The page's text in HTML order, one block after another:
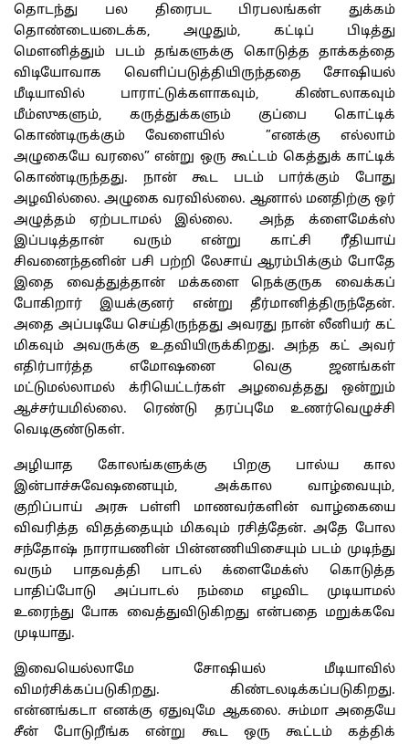
தொடந்து பல திரைபட பிரபலங்கள் துக்கம்
தொண்டையடைக்க, அழுதும், கட்டிப் பிடித்து
மெளனித்தும் படம் தங்களுக்கு கொடுத்த தாக்கத்தை
விடியோவாக வெளிப்படுத்தியிருந்ததை சோஷியல்
மீடியாவில் பாராட்டுக்களாகவும், கிண்டலாகவும்
மீம்ஸுகளும், கருத்துக்களும் குப்பை கொட்டிக்
கொண்டிருக்கும் வேளையில் ”எனக்கு எல்லாம்
அழுகையே வரலை” என்று ஒரு கூட்டம் கெத்துக் காட்டிக்
கொண்டிருந்தது. நான் கூட படம் பார்க்கும் போது
அழவில்லை. அழுகை வரவில்லை. ஆனால் மனதிற்கு ஒர்
அழுத்தம் ஏற்படாமல் இல்லை. அந்த க்ளைமேக்ஸ்
இப்படித்தான் வரும் என்று காட்சி ரீதியாய்
சிவனைந்தனின் பசி பற்றி லேசாய் ஆரம்பிக்கும் போதே
இதை வைத்துத்தான் மக்களை நெக்குருக வைக்கப்
போகிறார் இயக்குனர் என்று தீர்மானித்திருந்தேன்.
அதை அப்படியே செய்திருந்தது அவரது நான் லீனியர் கட்
மிகவும் அவருக்கு உதவியிருக்கிறது. அந்த கட் அவர்
எதிர்பார்த்த எமோஷனை வெகு ஜனங்கள்
மட்டுமல்லாமல் க்ரியெட்டர்கள் அழவைத்தது ஒன்றும்
ஆச்சர்யமில்லை. ரெண்டு தரப்புமே உணர்வெழுச்சி
வெடிகுண்டுகள்.
அழியாத கோலங்களுக்கு பிறகு பால்ய கால
இன்பாச்சுவேஷனையும், அக்கால வாழ்வையும்,
குறிப்பாய் அரசு பள்ளி மாணவர்களின் வாழ்கையை
விவரித்த விதத்தையும் மிகவும் ரசித்தேன். அதே போல
சந்தோஷ் நாராயணின் பின்னணியிசையும் படம் முடிந்து
வரும் பாதவத்தி பாடல் க்ளைமேக்ஸ் கொடுத்த
பாதிப்போடு அப்பாடல் நம்மை எழவிட முடியாமல்
உரைந்து போக வைத்துவிடுகிறது என்பதை மறுக்கவே
முடியாது.
இவையெல்லாமே சோஷியல் மீடியாவில்
விமர்சிக்கப்படுகிறது. கிண்டலடிக்கப்படுகிறது.
என்னங்கடா எனக்கு ஏதுவுமே ஆகலை. சும்மா அதையே
சீன் போடுறீங்க என்று கூட ஒரு கூட்டம் கத்திக்